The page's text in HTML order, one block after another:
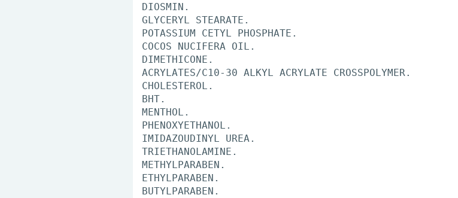
DIOSMIN.
GLYCERYL STEARATE.
POTASSIUM CETYL PHOSPHATE.
COCOS NUCIFERA OIL.
DIMETHICONE.
ACRYLATES/C10-30 ALKYL ACRYLATE CROSSPOLYMER.
CHOLESTEROL.
BHT.
MENTHOL.
PHENOXYETHANOL.
IMIDAZOUDINYL UREA.
TRIETHANOLAMINE.
METHYLPARABEN.
ETHYLPARABEN.
BUTYLPARABEN.